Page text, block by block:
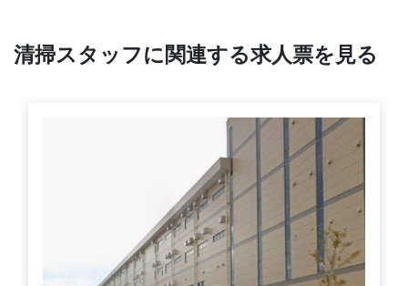
清掃スタッフに関連する求人票を見る